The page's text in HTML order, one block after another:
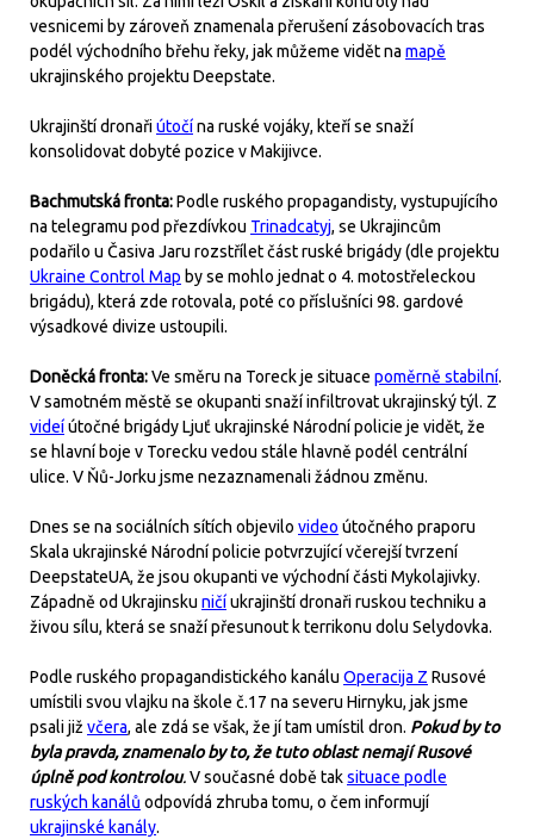
vesnicemi by zároveň znamenala přerušení zásobovacích tras
podél východního břehu řeky, jak můžeme vidět na mapě
ukrajinského projektu Deepstate.
Ukrajinští dronařiútočína ruské vojáky, kteří se snaží
konsolidovat dobyté pozice v Makijivce.
Bachmutská fronta:Podle ruského propagandisty, vystupujícího
na telegramu pod přezdívkou Trinadcatyj, se Ukrajincům
podařilo u Časiva Jaru rozstřílet část ruské brigády (dle projektu
Ukraine Control Map by se mohlo jednat o 4. motostřeleckou
brigádu), která zde rotovala, poté co příslušníci 98. gardové
výsadkové divize ustoupili.
Doněcká fronta:Ve směru na Toreck je situace poměrně stabilní.
V samotném městě se okupanti snaží infiltrovat ukrajinský týl. Z
videíútočné brigády Ljuť ukrajinské Národní policie je vidět, že
se hlavní boje v Torecku vedou stále hlavně podél centrální
ulice. V Ňů-Jorku jsme nezaznamenali žádnou změnu.
Dnes se na sociálních sítích objevilo video útočného praporu
Skala ukrajinské Národní policie potvrzující včerejší tvrzení
DeepstateUA, že jsou okupanti ve východní části Mykolajivky.
Západně od Ukrajinsku ničíukrajinští dronaři ruskou techniku a
živou sílu, která se snaží přesunout k terrikonu dolu Selydovka.
Podle ruského propagandistického kanálu Operacija Z Rusové
umístili svou vlajku na škole č.17 na severu Hirnyku, jak jsme
psali již včera, ale zdá se však, že jí tam umístil dron. Pokud by to
byla pravda, znamenalo by to, že tuto oblast nemají Rusové
úplně pod kontrolou.V současné době taksituace podle
ruských kanálů odpovídá zhruba tomu, o čem informují
ukrajinské kanály.